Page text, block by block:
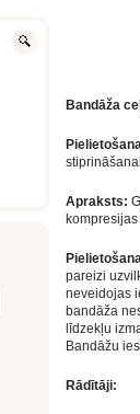
Bandāža
Apraksts:
pareizi
neveidojas
bandāža
līdzekļu
Bandāžu
Rādītāji: